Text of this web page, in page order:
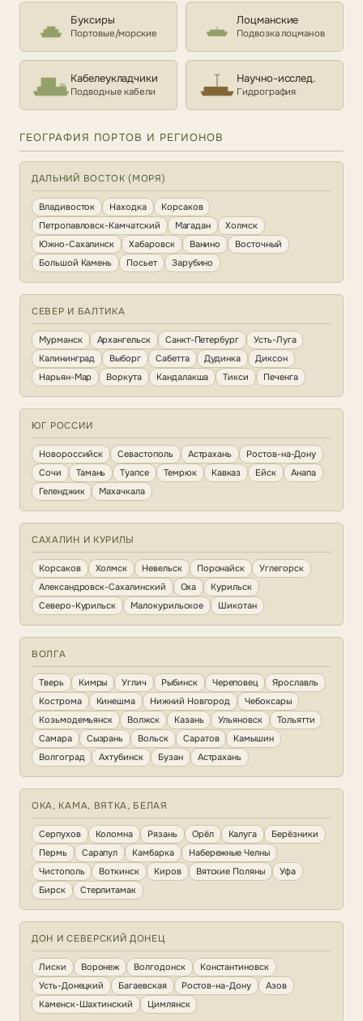
Буксиры
Портовые/морские
Лоцманские
Подвозка лоцманов
Кабелеукладчики
Подводные кабели
Научно-исслед.
Гидрография
ГЕОГРАФИЯ ПОРТОВ И РЕГИОНОВ
ДАЛЬНИЙ ВОСТОК (МОРЯ)
Владивосток Находка
Корсаков
Петропавловск-Камчатский
Магадан
Холмск
Южно-Сахалинск
Хабаровск Ванино
Восточный
Большой Камень
Посьет Зарубино
СЕВЕР И БАЛТИКА
Мурманск Архангельск Санкт-Петербург
Усть-Луга
Калининград
Выборг Сабетта Дудинка
Диксон
Нарьян-Мар
Воркута Кандалакша Тикси Печенга
ЮГ РОССИИ
Новороссийск Севастополь Астрахань
Ростов-на-Дону
Сочи
Тамань Туапсе Темрюк Кавказ Ейск
Анапа
Геленджик
Махачкала
САХАЛИН И КУРИЛЫ
Корсаков Холмск Невельск Поронайск
Углегорск
Александровск-Сахалинский
Оха
Курильск
Северо-Курильск
Малокурильское Шикотан
ВОЛГА
Тверь Кимры Углич Рыбинск Череповец
Ярославль
Кострома
Кинешма Нижний Новгород
Чебоксары
Козьмодемьянск
Волжск Казань Ульяновск
Тольятти
Самара
Сызрань Вольск Саратов
Камышин
Волгоград
Ахтубинск Бузан Астрахань
ОКА, КАМА, ВЯТКА, БЕЛАЯ
Серпухов Коломна Рязань Орёл Калуга
Берёзники
Пермь
Сарапул Камбарка
Набережные Челны
Чистополь
Воткинск Киров Вятские Поляны
Уфа
Бирск
Стерлитамак
ДОН И СЕВЕРСКИЙ ДОНЕЦ
Лиски Воронеж Волгодонск
Константиновск
Усть-Донецкий
Багаевская Ростов-на-Дону
Азов
Каменск-Шахтинский
Цимлянск